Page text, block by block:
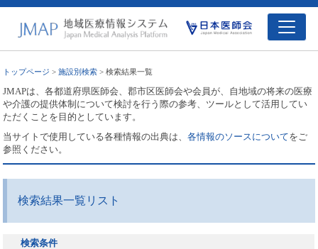
トップページ >施設別検索 > 検索結果一覧
JMAPは、各都道府県医師会、郡市区医師会や会員が、自地域の将来の医療
や介護の提供体制について検討を行う際の参考、ツールとして活用してい
ただくことを目的としています。
当サイトで使用している各種情報の出典は、各情報のソースについてをご
参照ください。
検索結果一覧リスト
検索条件